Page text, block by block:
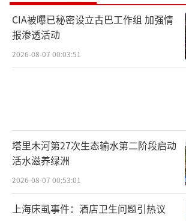
CIA被曝已秘密设立古巴工作组 加强情
报渗透活动
2026-08-07 00:03:51
塔里木河第27次生态输水第二阶段启动
活水滋养绿洲
2026-08-07 00:53:01
上海床虱事件：酒店卫生问题引热议